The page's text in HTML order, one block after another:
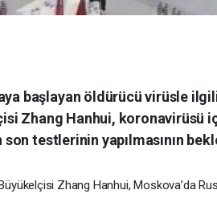
başlayan öldürücü virüsle
Zhang Hanhui, koronavirüsü
son testlerinin yapılmasının
Zhang Hanhui, Moskova’da Rus